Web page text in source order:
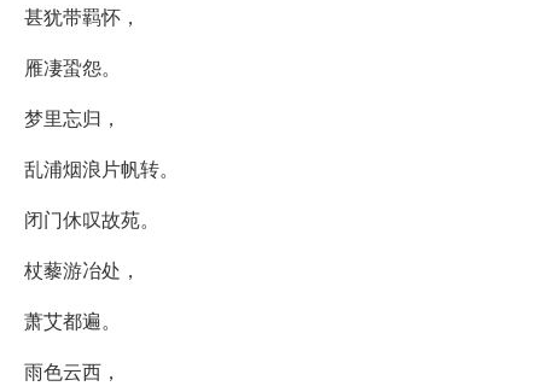
甚犹带羁怀，
雁凄蛩怨。
梦里忘归，
乱浦烟浪片帆转。
闭门休叹故苑。
杖藜游冶处，
萧艾都遍。
雨色云西，